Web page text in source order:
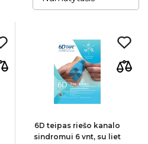
6D teipas riešo kanalo
sindromui 6 vnt, su liet